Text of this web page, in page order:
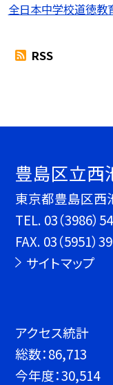
全日本中学校道徳教
RSS
豊島区立西
東京都豊島区西
TEL. 03（3986）
FAX. 03（5951）
サイトマップ
アクセス統計
総数：86,713
今年度：30,514